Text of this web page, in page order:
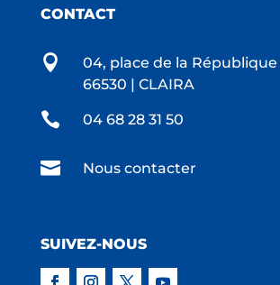
CONTACT

04, place de la République
66530 | CLAIRA
 04 68 28 31 50
 Nous contacter
SUIVEZ-NOUS